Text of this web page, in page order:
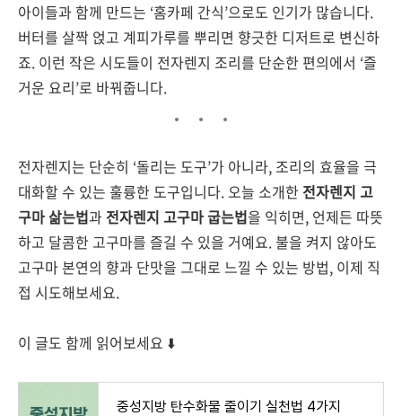
아이들과 함께 만드는 ‘홈카페 간식’으로도 인기가 많습니다.
버터를 살짝 얹고 계피가루를 뿌리면 향긋한 디저트로 변신하
죠. 이런 작은 시도들이 전자렌지 조리를 단순한 편의에서 ‘즐
거운 요리’로 바꿔줍니다.
전자렌지는 단순히 ‘돌리는 도구’가 아니라, 조리의 효율을 극
대화할 수 있는 훌륭한 도구입니다. 오늘 소개한 전자렌지 고
구마 삶는법과 전자렌지 고구마 굽는법을 익히면, 언제든 따뜻
하고 달콤한 고구마를 즐길 수 있을 거예요. 불을 켜지 않아도
고구마 본연의 향과 단맛을 그대로 느낄 수 있는 방법, 이제 직
접 시도해보세요.
이 글도 함께 읽어보세요 ⬇️
중성지방 탄수화물 줄이기 실천법 4가지